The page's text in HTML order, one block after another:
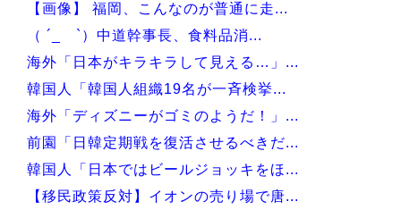
【画像】 福岡、こんなのが普通に走...
（ ´_ゝ`）中道幹事長、食料品消...
海外「日本がキラキラして見える…」...
韓国人「韓国人組織19名が一斉検挙...
海外「ディズニーがゴミのようだ！」...
前園「日韓定期戦を復活させるべきだ...
韓国人「日本ではビールジョッキをほ...
【移民政策反対】イオンの売り場で唐...